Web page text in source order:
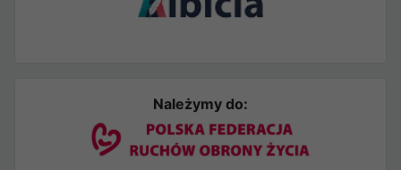
Należymy do: